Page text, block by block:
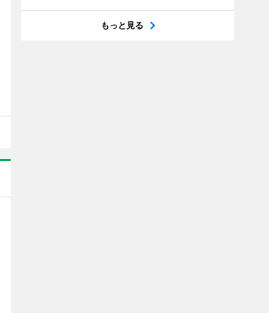
もっと見る